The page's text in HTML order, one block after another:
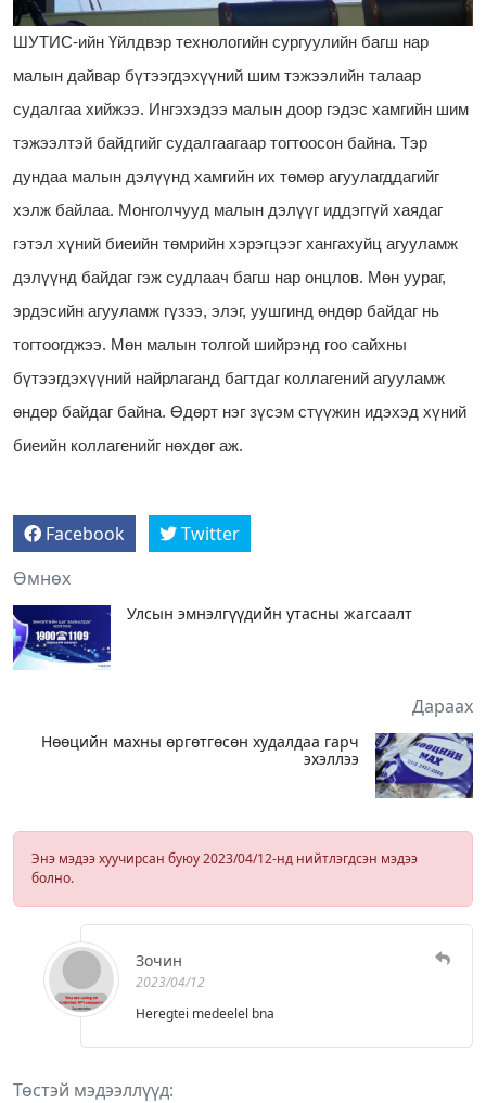
ШУТИС-ийн Үйлдвэр технологийн сургуулийн багш нар
малын дайвар бүтээгдэхүүний шим тэжээлийн талаар
судалгаа хийжээ. Ингэхэдээ малын доор гэдэс хамгийн шим
тэжээлтэй байдгийг судалгаагаар тогтоосон байна. Тэр
дундаа малын дэлүүнд хамгийн их төмөр агуулагддагийг
хэлж байлаа. Монголчууд малын дэлүүг иддэггүй хаядаг
гэтэл хүний биеийн төмрийн хэрэгцээг хангахуйц агууламж
дэлүүнд байдаг гэж судлаач багш нар онцлов. Мөн уураг,
эрдэсийн агууламж гүзээ, элэг, уушгинд өндөр байдаг нь
тогтоогджээ. Мөн малын толгой шийрэнд гоо сайхны
бүтээгдэхүүний найрлаганд багтдаг коллагений агууламж
өндөр байдаг байна. Өдөрт нэг зүсэм стүүжин идэхэд хүний
биеийн коллагенийг нөхдөг аж.
Facebook
Twitter
Өмнөх
Улсын эмнэлгүүдийн утасны жагсаалт
Дараах
Нөөцийн махны өргөтгөсөн худалдаа гарч
эхэллээ
Энэ мэдээ хуучирсан буюу 2023/04/12-нд нийтлэгдсэн мэдээ
болно.
Зочин
2023/04/12
Heregtei medeelel bna
Төстэй мэдээллүүд: